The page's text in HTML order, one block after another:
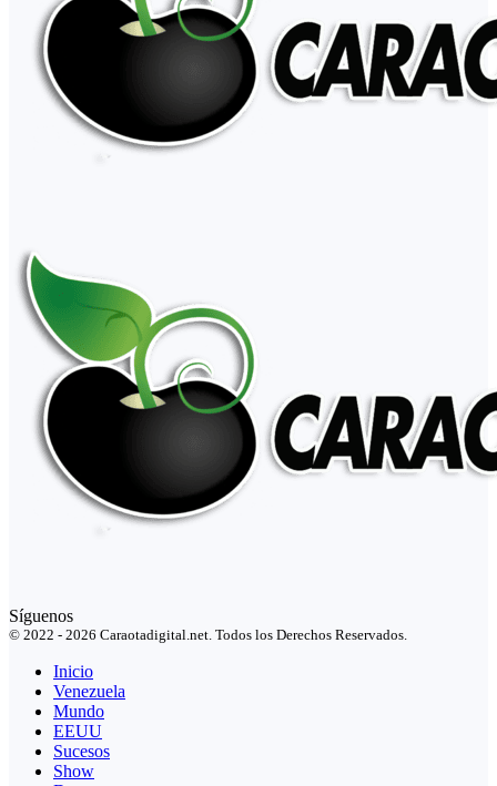
Síguenos
© 2022 - 2026 Caraotadigital.net. Todos los Derechos Reservados.
Inicio
Venezuela
Mundo
EEUU
Sucesos
Show